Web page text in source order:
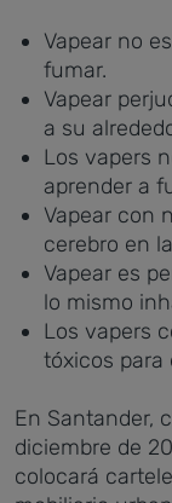
Vapear no
fumar.
Vapear
a su
Los vapers
aprender a
Vapear con
cerebro en
Vapear es
lo mismo
Los vapers
tóxicos para
En Santander,
diciembre de
colocará